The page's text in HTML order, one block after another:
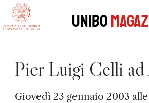
vai al contenuto della pagina
Unibo
Pier Luigi Celli ad
Giovedì 23 gennaio 2003